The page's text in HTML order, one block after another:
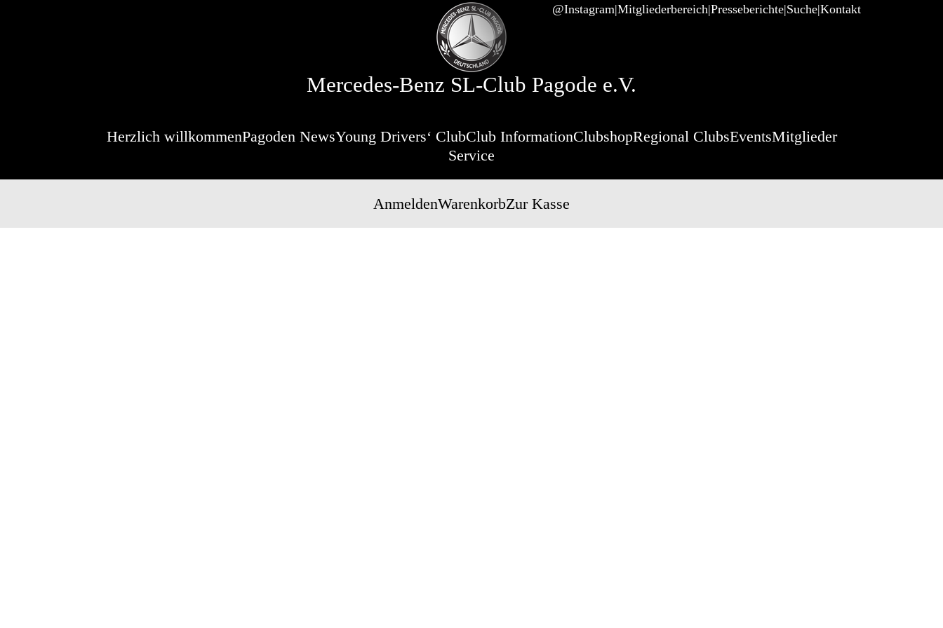
@Instagram Mitgliederbereich Presseberichte Suche Kontakt
Mercedes-Benz SL-Club Pagode e.V.
Herzlich willkommenPagoden NewsYoung Drivers‘ ClubClub InformationClubshopRegional ClubsEventsMitglieder
Service
AnmeldenWarenkorbZur Kasse